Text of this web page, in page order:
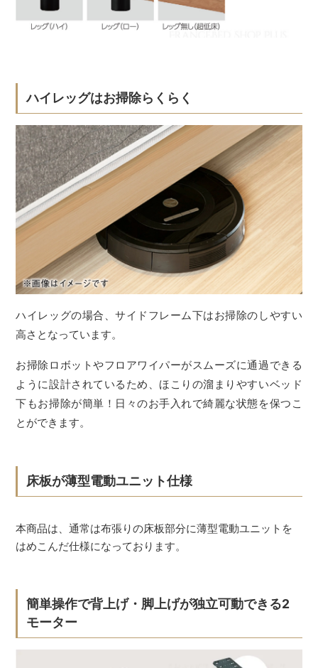
ハイレッグはお掃除らくらく
ハイレッグの場合、サイドフレーム下はお掃除のしやすい
高さとなっています。
お掃除ロボットやフロアワイパーがスムーズに通過できる
ように設計されているため、ほこりの溜まりやすいベッド
下もお掃除が簡単！日々のお手入れで綺麗な状態を保つこ
とができます。
床板が薄型電動ユニット仕様
本商品は、通常は布張りの床板部分に薄型電動ユニットを
はめこんだ仕様になっております。
簡単操作で背上げ・脚上げが独立可動できる2
モーター